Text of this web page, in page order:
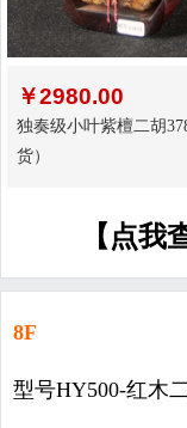
￥2980.00
独奏级小叶紫檀二胡
货）
【点我
8F
型号HY500-红木